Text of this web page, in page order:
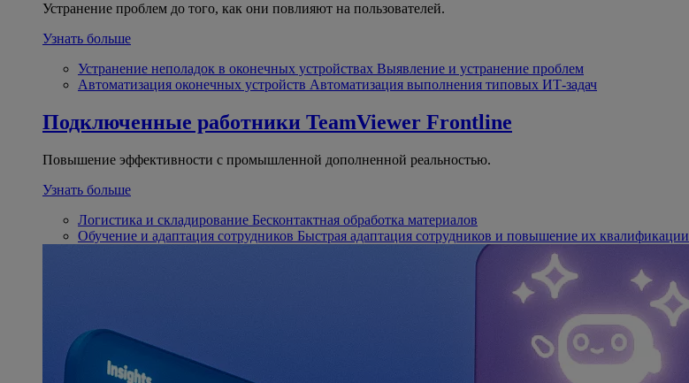
Устранение проблем до того, как они повлияют на пользователей.
Узнать больше
Устранение неполадок в оконечных устройствах Выявление и устранение проблем
Автоматизация оконечных устройств Автоматизация выполнения типовых ИТ-задач
Подключенные работники TeamViewer Frontline
Повышение эффективности с промышленной дополненной реальностью.
Узнать больше
Логистика и складирование Бесконтактная обработка материалов
Обучение и адаптация сотрудников Быстрая адаптация сотрудников и повышение их квалификации